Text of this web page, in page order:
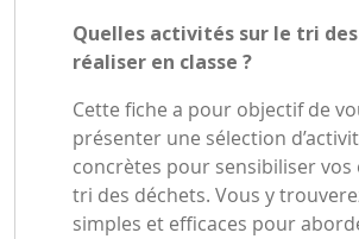
Quelles activités sur le tri
réaliser en classe ?
Cette fiche a pour objectif de
présenter une sélection
concrètes pour sensibiliser vos
tri des déchets. Vous y
simples et efficaces pour